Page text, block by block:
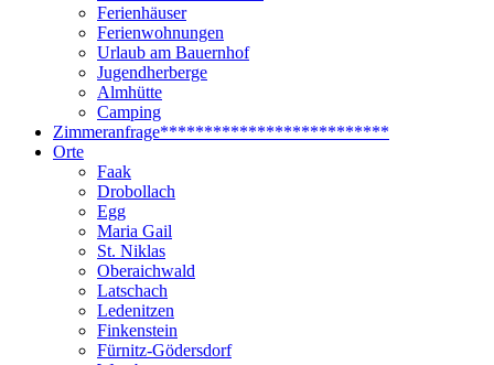
Ferienhäuser
Ferienwohnungen
Urlaub am Bauernhof
Jugendherberge
Almhütte
Camping
Zimmeranfrage**************************
Orte
Faak
Drobollach
Egg
Maria Gail
St. Niklas
Oberaichwald
Latschach
Ledenitzen
Finkenstein
Fürnitz-Gödersdorf